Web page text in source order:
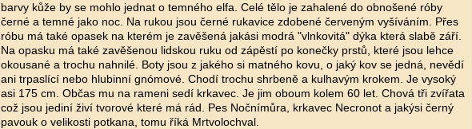
barvy kůže by se mohlo jednat o temného elfa. Celé tělo je zahalené do obnošené róby
černé a temné jako noc. Na rukou jsou černé rukavice zdobené červeným vyšíváním. Přes
róbu má také opasek na kterém je zavěšená jakási modrá "vlnkovitá" dýka která slabě září.
Na opasku má také zavěšenou lidskou ruku od zápěstí po konečky prstů, které jsou lehce
okousané a trochu nahnilé. Boty jsou z jakého si matného kovu, o jaký kov se jedná, nevědí
ani trpaslící nebo hlubinní gnómové. Chodí trochu shrbeně a kulhavým krokem. Je vysoký
asi 175 cm. Občas mu na rameni sedí krkavec. Je jim oboum kolem 60 let. Chová tři zvířata
což jsou jediní živí tvorové které má rád. Pes Nočnímůra, krkavec Necronot a jakýsi černý
pavouk o velikosti potkana, tomu říká Mrtvolochval.